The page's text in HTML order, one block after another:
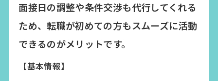
面接日の調整や条件交渉も代行してくれる
ため、転職が初めての方もスムーズに活動
できるのがメリットです。
【基本情報】